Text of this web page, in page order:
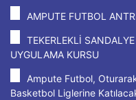
AMPUTE FUTBOL
TEKERLEKLİ
UYGULAMA KURSU
Ampute Futbol,
Basketbol Liglerine